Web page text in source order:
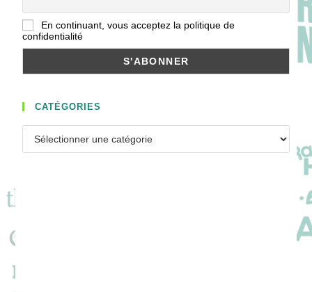
En continuant, vous acceptez la politique de
confidentialité
CATÉGORIES
Catégories